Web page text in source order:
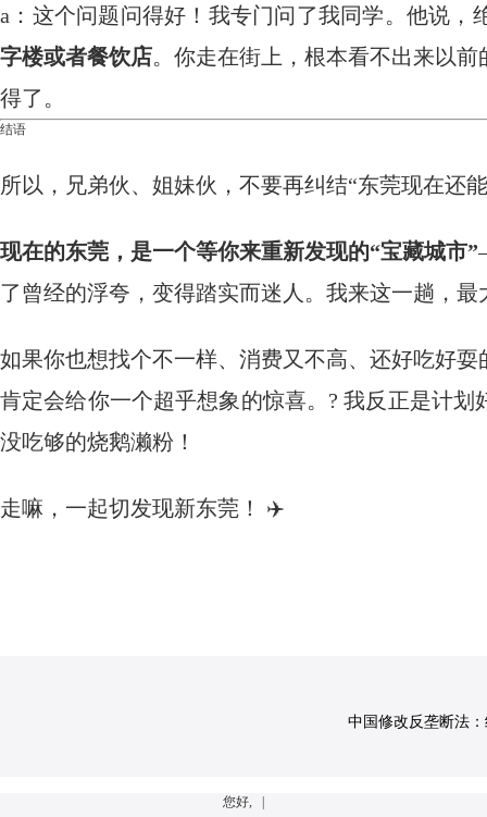
a：这个问题问得好！我专门问了我同学。他说，
字楼或者餐饮店。你走在街上，根本看不出来以
得了。
结语
所以，兄弟伙、姐妹伙，不要再纠结“东莞现在还
现在的东莞，是一个等你来重新发现的“宝藏城市”
了曾经的浮夸，变得踏实而迷人。我来这一趟，最
如果你也想找个不一样、消费又不高、还好吃好
肯定会给你一个超乎想象的惊喜。? 我反正是计
没吃够的烧鹅濑粉！
走嘛，一起切发现新东莞！ ✈️
中国修改反垄断法
您好, |